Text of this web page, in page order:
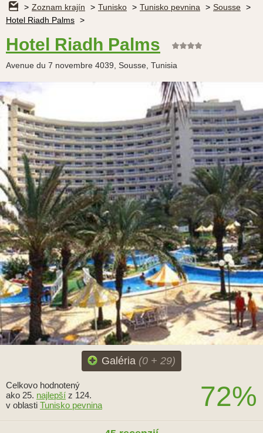
Zoznam krajín Tunisko Tunisko pevnina
Sousse
Hotel Riadh Palms
Hotel Riadh Palms
Avenue du 7 novembre 4039, Sousse, Tunisia
Galéria (0 + 29)
72%
Celkovo hodnotený
ako 25. najlepší z 124.
v oblasti Tunisko pevnina